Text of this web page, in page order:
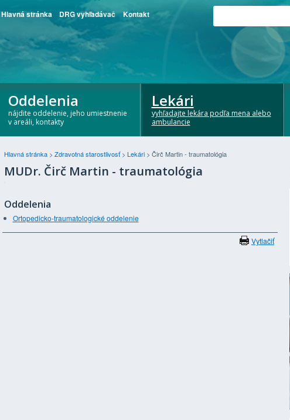
Hlavná stránka DRG vyhľadávač Kontakt
Oddelenia
nájdite oddelenie, jeho umiestnenie
v areáli, kontakty
Lekári
vyhľadajte lekára podľa mena alebo
ambulancie
Hlavná stránka > Zdravotná starostlivosť> Lekári > Čirč Martin - traumatológia
MUDr. Čirč Martin - traumatológia
Oddelenia
Ortopedicko-traumatologické oddelenie
Vytlačiť